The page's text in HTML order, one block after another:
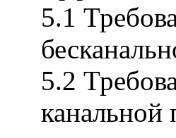
5.1
5.2
канальной